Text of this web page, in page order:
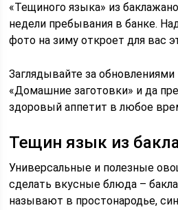
«Тещиного языка» из
недели пребывания в банке.
фото на зиму откроет для вас
Заглядывайте за
«Домашние заготовки» и да
здоровый аппетит в любое
Тещин язык из
Универсальные и полезные
сделать вкусные блюда –
называют в простонародье,